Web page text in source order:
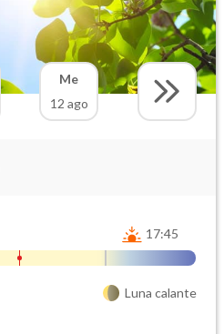
Me
12 ago
17:45
Luna calante